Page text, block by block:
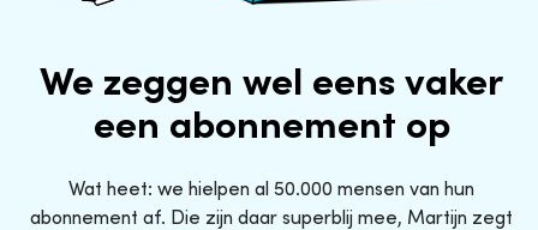
We zeggen wel eens vaker
een abonnement op
Wat heet: we hielpen al 50.000 mensen van hun
abonnement af. Die zijn daar superblij mee, Martijn zegt